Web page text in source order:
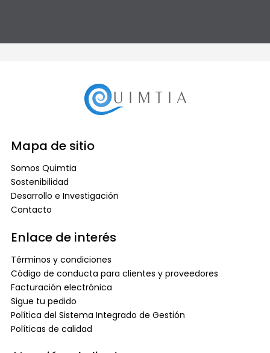
Mapa de sitio
Somos Quimtia
Sostenibilidad
Desarrollo e Investigación
Contacto
Enlace de interés
Términos y condiciones
Código de conducta para clientes y proveedores
Facturación electrónica
Sigue tu pedido
Política del Sistema Integrado de Gestión
Políticas de calidad